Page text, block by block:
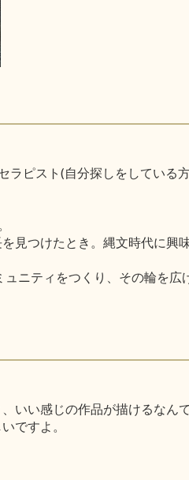
ラピスト(自分探しをしている
見つけたとき。縄文時代に興
ニティをつくり、その輪を広
いい感じの作品が描けるな
ですよ。